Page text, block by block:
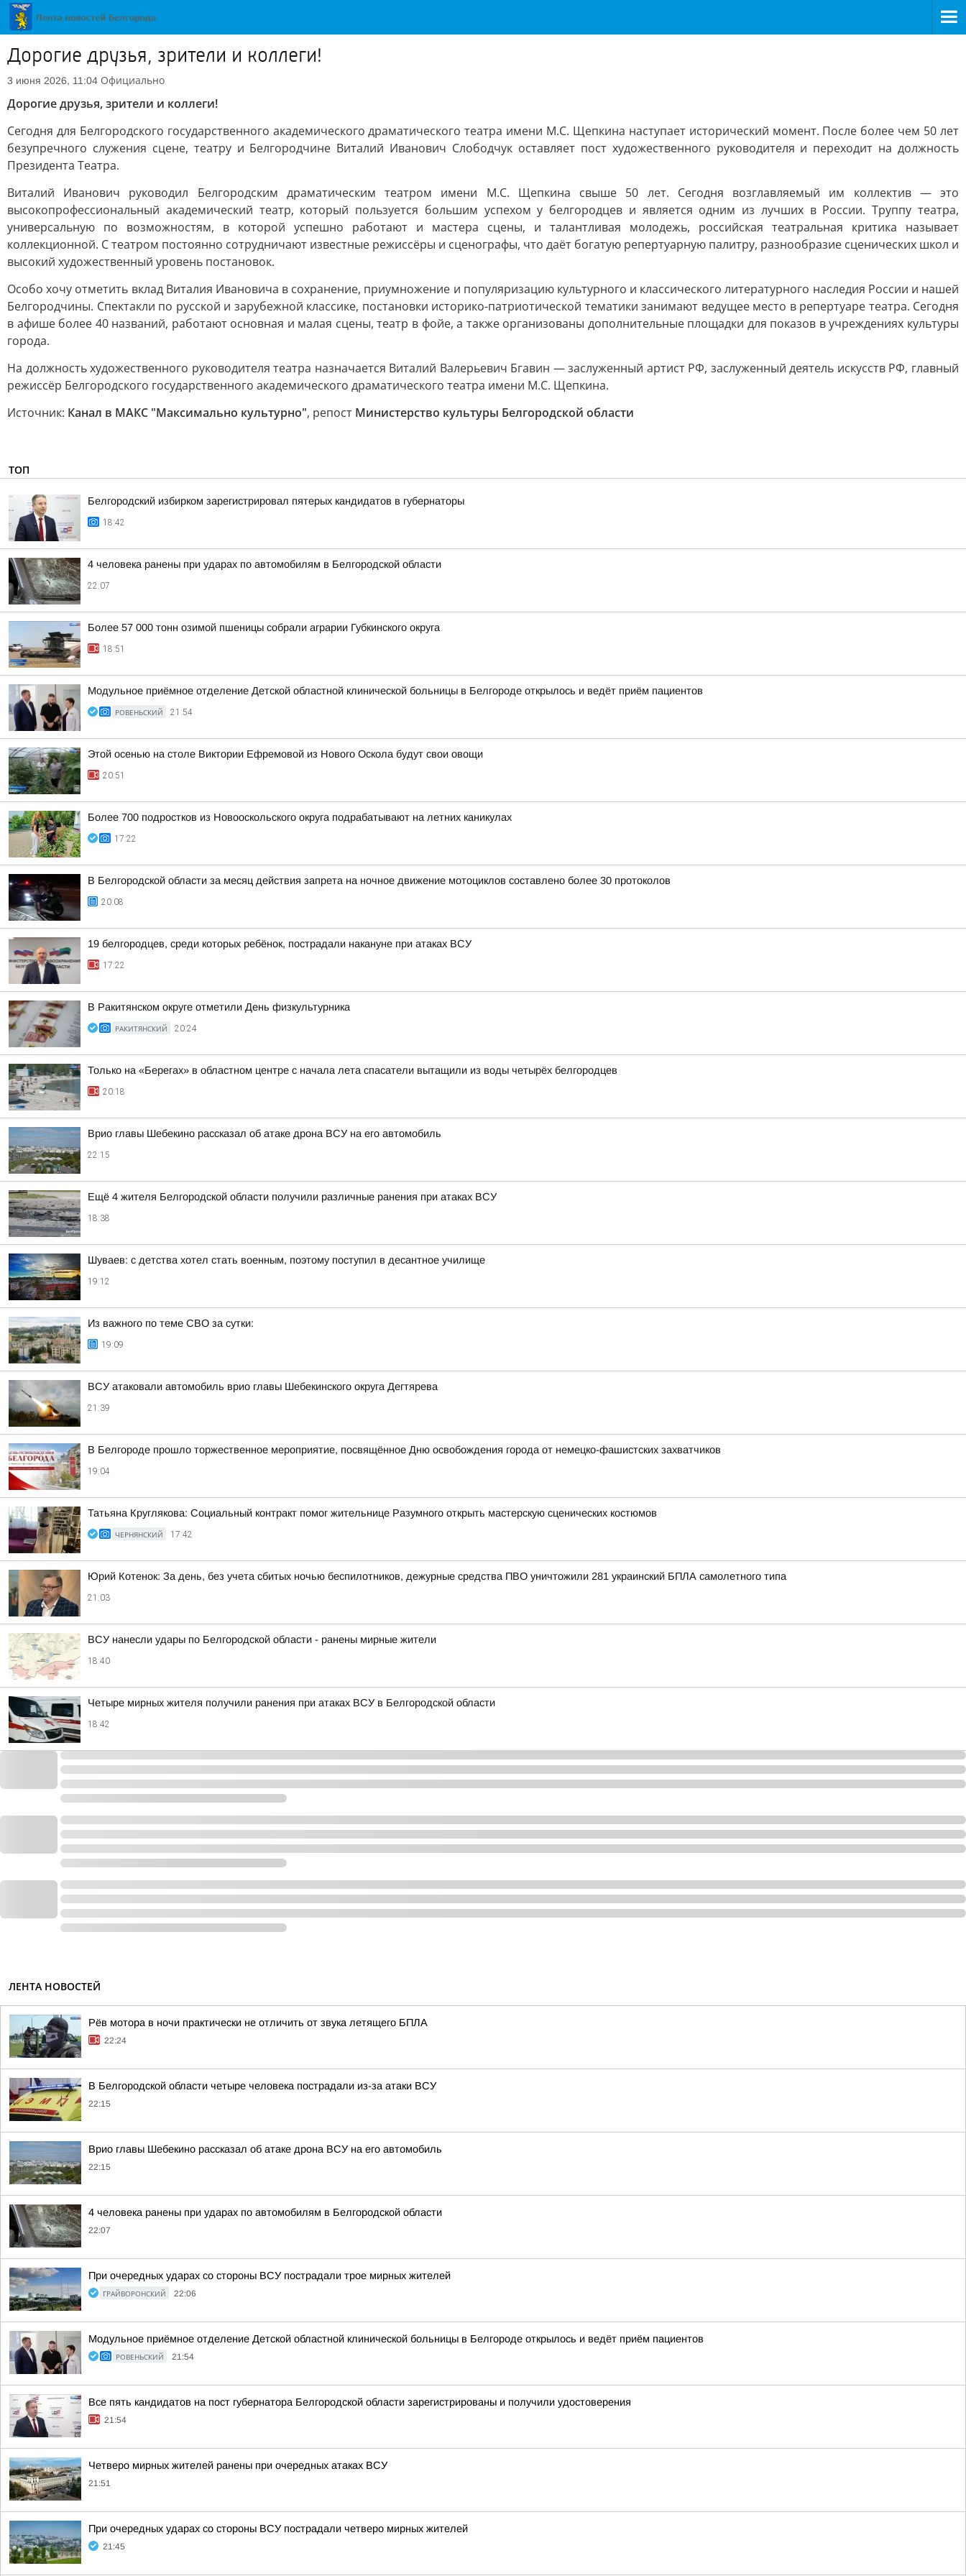
Дорогие друзья, зрители и коллеги!
3 июня 2026, 11:04 Официально
Дорогие друзья, зрители и коллеги!
Сегодня для Белгородского государственного академического драматического театра имени М.С. Щепкина наступает исторический момент. После более чем 50 лет
безупречного служения сцене, театру и Белгородчине Виталий Иванович Слободчук оставляет пост художественного руководителя и переходит на должность
Президента Театра.
Виталий Иванович руководил Белгородским драматическим театром имени М.С. Щепкина свыше 50 лет. Сегодня возглавляемый им коллектив — это
высокопрофессиональный академический театр, который пользуется большим успехом у белгородцев и является одним из лучших в России. Труппу театра,
универсальную по возможностям, в которой успешно работают и мастера сцены, и талантливая молодежь, российская театральная критика называет
коллекционной. С театром постоянно сотрудничают известные режиссёры и сценографы, что даёт богатую репертуарную палитру, разнообразие сценических школ и
высокий художественный уровень постановок.
Особо хочу отметить вклад Виталия Ивановича в сохранение, приумножение и популяризацию культурного и классического литературного наследия России и нашей
Белгородчины. Спектакли по русской и зарубежной классике, постановки историко-патриотической тематики занимают ведущее место в репертуаре театра. Сегодня
в афише более 40 названий, работают основная и малая сцены, театр в фойе, а также организованы дополнительные площадки для показов в учреждениях культуры
города.
На должность художественного руководителя театра назначается Виталий Валерьевич Бгавин — заслуженный артист РФ, заслуженный деятель искусств РФ, главный
режиссёр Белгородского государственного академического драматического театра имени М.С. Щепкина.
Источник: Канал в МАКС "Максимально культурно", репост Министерство культуры Белгородской области
ТОП
Белгородский избирком зарегистрировал пятерых кандидатов в губернаторы
18:42
4 человека ранены при ударах по автомобилям в Белгородской области
22:07
Более 57 000 тонн озимой пшеницы собрали аграрии Губкинского округа
18:51
Модульное приёмное отделение Детской областной клинической больницы в Белгороде открылось и ведёт приём пациентов
РОВЕНЬСКИЙ 21:54
Этой осенью на столе Виктории Ефремовой из Нового Оскола будут свои овощи
20:51
Более 700 подростков из Новооскольского округа подрабатывают на летних каникулах
17:22
В Белгородской области за месяц действия запрета на ночное движение мотоциклов составлено более 30 протоколов
20:08
19 белгородцев, среди которых ребёнок, пострадали накануне при атаках ВСУ
17:22
В Ракитянском округе отметили День физкультурника
РАКИТЯНСКИЙ 20:24
Только на «Берегах» в областном центре с начала лета спасатели вытащили из воды четырёх белгородцев
20:18
Врио главы Шебекино рассказал об атаке дрона ВСУ на его автомобиль
22:15
Ещё 4 жителя Белгородской области получили различные ранения при атаках ВСУ
18:38
Шуваев: с детства хотел стать военным, поэтому поступил в десантное училище
19:12
Из важного по теме СВО за сутки:
19:09
ВСУ атаковали автомобиль врио главы Шебекинского округа Дегтярева
21:39
В Белгороде прошло торжественное мероприятие, посвящённое Дню освобождения города от немецко-фашистских захватчиков
19:04
Татьяна Круглякова: Социальный контракт помог жительнице Разумного открыть мастерскую сценических костюмов
ЧЕРНЯНСКИЙ 17:42
Юрий Котенок: За день, без учета сбитых ночью беспилотников, дежурные средства ПВО уничтожили 281 украинский БПЛА самолетного типа
21:03
ВСУ нанесли удары по Белгородской области - ранены мирные жители
18:40
Четыре мирных жителя получили ранения при атаках ВСУ в Белгородской области
18:42
ЛЕНТА НОВОСТЕЙ
Рёв мотора в ночи практически не отличить от звука летящего БПЛА
22:24
В Белгородской области четыре человека пострадали из-за атаки ВСУ
22:15
Врио главы Шебекино рассказал об атаке дрона ВСУ на его автомобиль
22:15
4 человека ранены при ударах по автомобилям в Белгородской области
22:07
При очередных ударах со стороны ВСУ пострадали трое мирных жителей
ГРАЙВОРОНСКИЙ 22:06
Модульное приёмное отделение Детской областной клинической больницы в Белгороде открылось и ведёт приём пациентов
РОВЕНЬСКИЙ 21:54
Все пять кандидатов на пост губернатора Белгородской области зарегистрированы и получили удостоверения
21:54
Четверо мирных жителей ранены при очередных атаках ВСУ
21:51
При очередных ударах со стороны ВСУ пострадали четверо мирных жителей
21:45